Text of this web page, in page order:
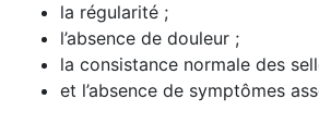
la régularité ;
l’absence de douleur ;
la consistance normale des
et l’absence de symptômes